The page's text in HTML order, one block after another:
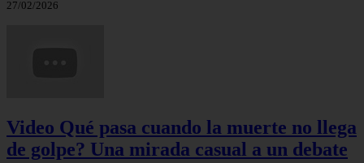
27/02/2026
Video Qué pasa cuando la muerte no llega
de golpe? Una mirada casual a un debate